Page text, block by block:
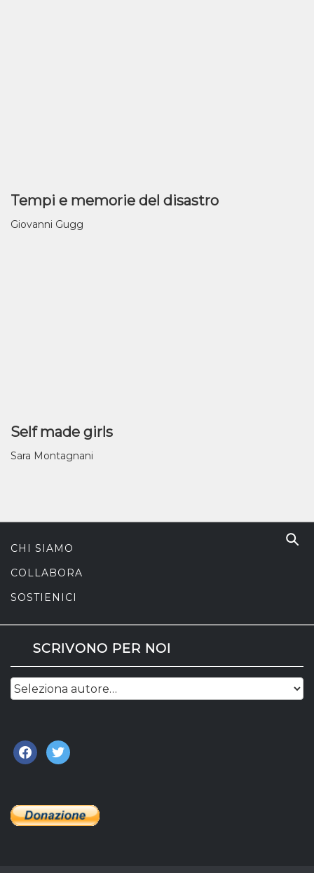
Tempi e memorie del disastro
Giovanni Gugg
Self made girls
Sara Montagnani
CHI SIAMO
COLLABORA
SOSTIENICI
SCRIVONO PER NOI
facebook
twitter